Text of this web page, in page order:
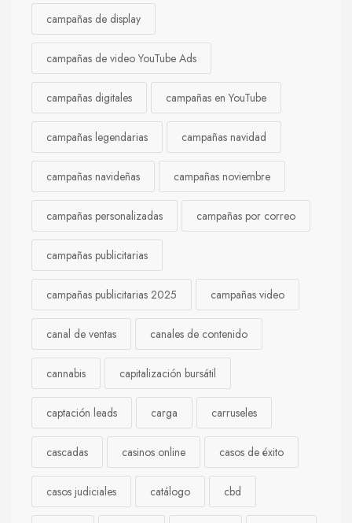
campañas de display
campañas de video YouTube Ads
campañas digitales campañas en YouTube
campañas legendarias campañas navidad
campañas navideñas campañas noviembre
campañas personalizadas campañas por correo
campañas publicitarias
campañas publicitarias 2025 campañas video
canal de ventas canales de contenido
cannabis capitalización bursátil
captación leads carga carruseles
cascadas casinos online casos de éxito
casos judiciales catálogo cbd